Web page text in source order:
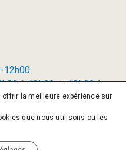
12h00
à 12h00 et 13h00 à
la meilleure expérience sur
que nous utilisons ou les